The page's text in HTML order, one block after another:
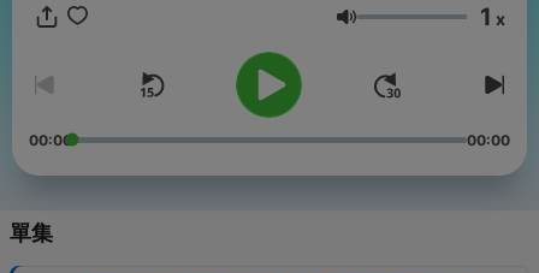
provided by
音量 1 x
00:00 00:00
單集